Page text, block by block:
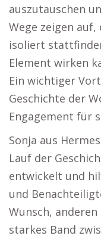
auszutauschen
Wege zeigen
isoliert
Element wirken
Ein wichtiger
Geschichte der
Engagement für
Sonja aus
Lauf der
entwickelt und
und
Wunsch,
starkes Band